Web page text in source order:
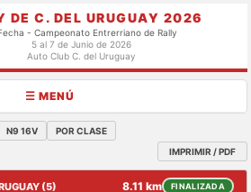
DE C. DEL URUGUAY 2026
- Campeonato Entrerriano de Rally
5 al 7 de Junio de 2026
Auto Club C. del Uruguay
☰ MENÚ
N9 16V
POR CLASE
IMPRIMIR / PDF
(5) 8.11 km FINALIZADA